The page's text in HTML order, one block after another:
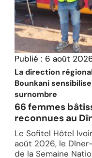
Publié : 6 août
La direction
Bounkani
surnombre
66 femmes
reconnues au
Le Sofitel Hôtel
août 2026, le
de la Semaine